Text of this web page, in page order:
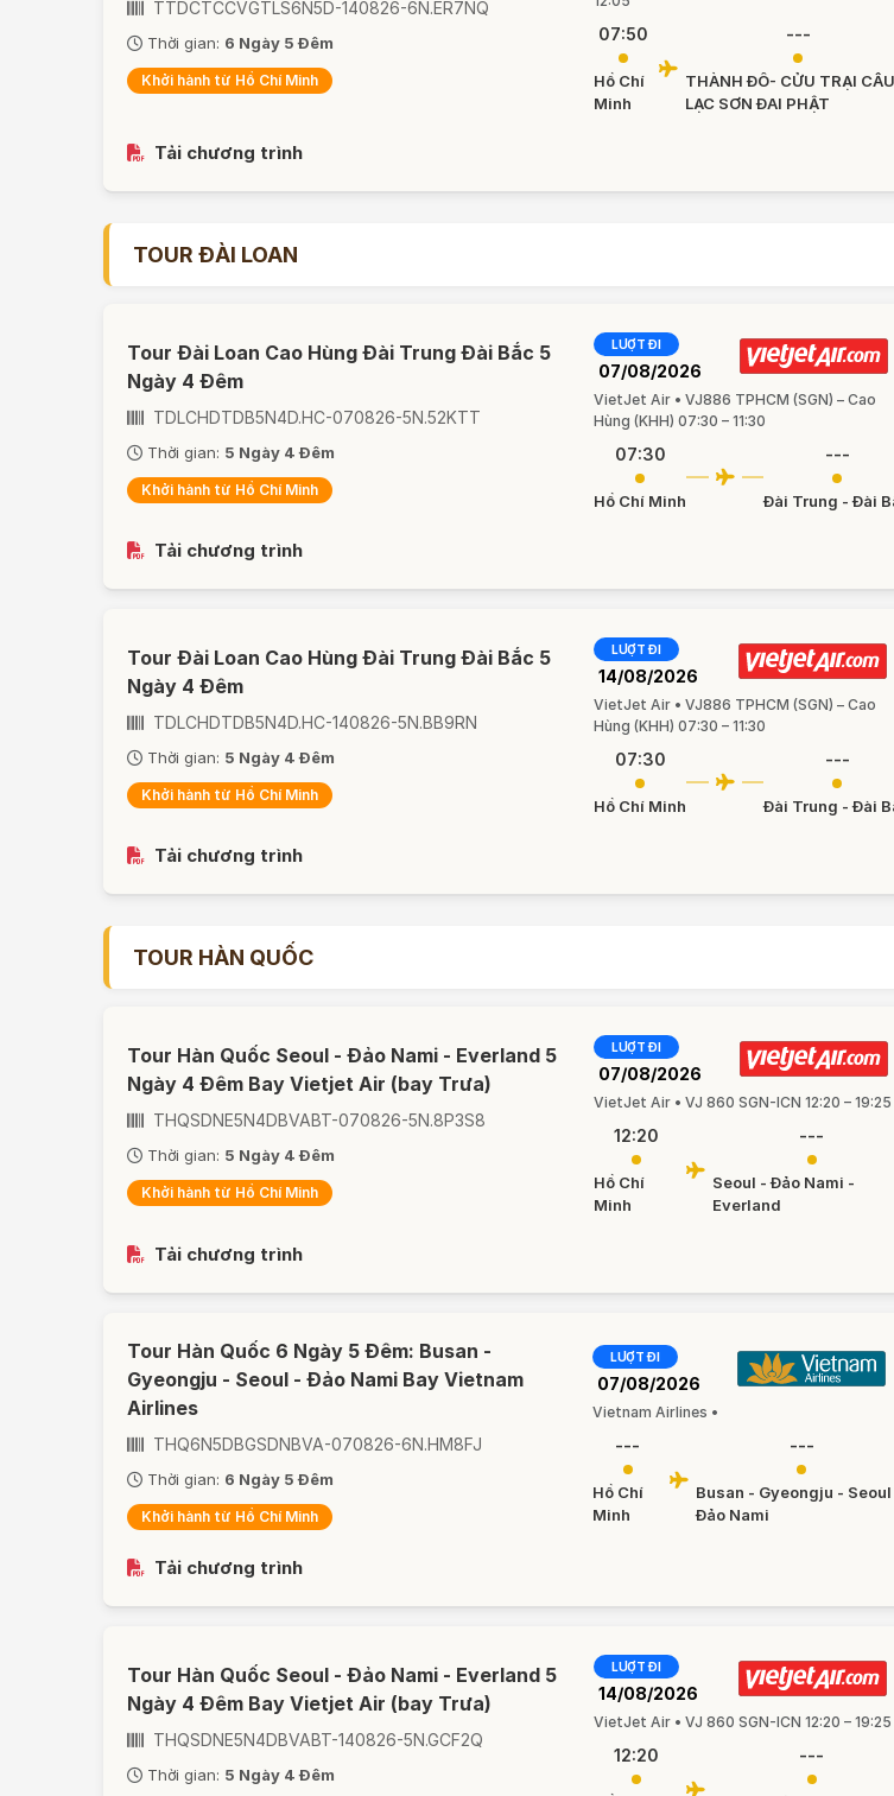
TTDCTCCVGTLS6N5D-140826-6N.ER7NQ
Thời gian: 6 Ngày 5 Đêm
Khởi hành từ Hồ Chí Minh
07:50
Hồ Chí
Minh
---
THÀNH ĐÔ- CỬU TRẠI CÂU
LẠC SƠN ĐAI PHẬT
Tải chương trình
TOUR ĐÀI LOAN
Tour Đài Loan Cao Hùng Đài Trung Đài Bắc 5
Ngày 4 Đêm
TDLCHDTDB5N4D.HC-070826-5N.52KTT
Thời gian: 5 Ngày 4 Đêm
Khởi hành từ Hồ Chí Minh
LƯỢT ĐI
07/08/2026
VietJet Air • VJ886 TPHCM (SGN) – Cao
Hùng (KHH) 07:30 – 11:30
07:30
Hồ Chí Minh
---
Đài Trung - Đài
Tải chương trình
Tour Đài Loan Cao Hùng Đài Trung Đài Bắc 5
Ngày 4 Đêm
TDLCHDTDB5N4D.HC-140826-5N.BB9RN
Thời gian: 5 Ngày 4 Đêm
Khởi hành từ Hồ Chí Minh
LƯỢT ĐI
14/08/2026
VietJet Air • VJ886 TPHCM (SGN) – Cao
Hùng (KHH) 07:30 – 11:30
07:30
Hồ Chí Minh
---
Đài Trung - Đài
Tải chương trình
TOUR HÀN QUỐC
Tour Hàn Quốc Seoul - Đảo Nami - Everland 5
Ngày 4 Đêm Bay Vietjet Air (bay Trưa)
THQSDNE5N4DBVABT-070826-5N.8P3S8
Thời gian: 5 Ngày 4 Đêm
Khởi hành từ Hồ Chí Minh
LƯỢT ĐI
07/08/2026
VietJet Air • VJ 860 SGN-ICN 12:20 – 19:25
12:20
Hồ Chí
Minh
---
Seoul - Đảo Nami -
Everland
Tải chương trình
Tour Hàn Quốc 6 Ngày 5 Đêm: Busan -
Gyeongju - Seoul - Đảo Nami Bay Vietnam
Airlines
THQ6N5DBGSDNBVA-070826-6N.HM8FJ
Thời gian: 6 Ngày 5 Đêm
Khởi hành từ Hồ Chí Minh
LƯỢT ĐI
07/08/2026
Vietnam Airlines •
---
Hồ Chí
Minh
---
Busan - Gyeongju - Seoul
Đảo Nami
Tải chương trình
Tour Hàn Quốc Seoul - Đảo Nami - Everland 5
Ngày 4 Đêm Bay Vietjet Air (bay Trưa)
THQSDNE5N4DBVABT-140826-5N.GCF2Q
Thời gian: 5 Ngày 4 Đêm
LƯỢT ĐI
14/08/2026
VietJet Air • VJ 860 SGN-ICN 12:20 – 19:25
12:20 ---